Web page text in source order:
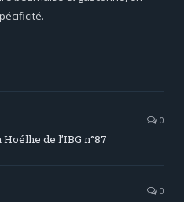
0
de l’IBG n°87
0